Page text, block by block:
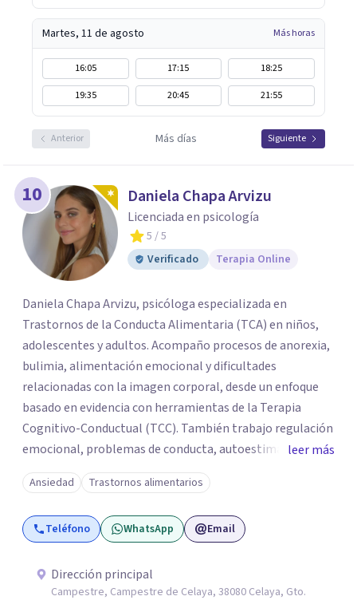
Martes, 11 de agosto Más horas
16:05 17:15
18:25
19:35
20:45 21:55
Anterior Más días Siguiente
10 Daniela Chapa Arvizu
Licenciada en psicología
5 / 5
Verificado
Terapia Online
Daniela Chapa Arvizu, psicóloga especializada en
Trastornos de la Conducta Alimentaria (TCA) en niños,
adolescentes y adultos. Acompaño procesos de anorexia,
bulimia, alimentación emocional y dificultades
relacionadas con la imagen corporal, desde un enfoque
basado en evidencia con herramientas de la Terapia
Cognitivo-Conductual (TCC). También trabajo regulación
emocional, problemas de conducta, autoestima y
desarrollo de habilidades sociales y emocionales en
población infantil y juvenil. Me mantengo en constante
formación y actualización para brindar el
acompañamiento más efectivo a cada persona. Ofrezco
alimentación consciente, adaptado a las necesidades de
cada paciente y su familia. Atiendo de forma online.
leer más
Ansiedad Trastornos alimentarios
Teléfono WhatsApp Email
Dirección principal
Campestre, Campestre de Celaya, 38080 Celaya, Gto.